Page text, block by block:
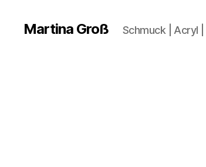
Martina Groß Schmuck | Acryl |